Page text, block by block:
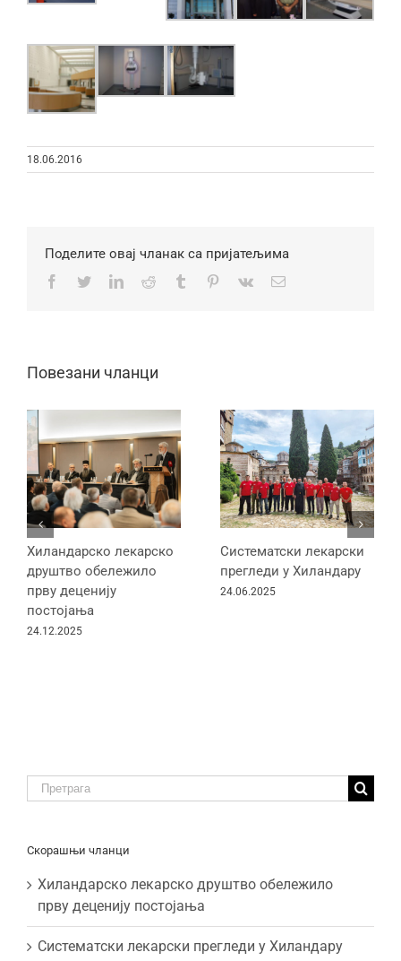
18.06.2016
Поделите овај чланак са пријатељима
Facebook
TwitterLinkedInReddit Tumblr Pinterest
Vk Email
Повезани чланци
Хиландарско лекарско
друштво обележило
прву деценију
постојања
24.12.2025
Систематски лекарски
прегледи у Хиландару
24.06.2025
Traži:
Скорашњи чланци
Хиландарско лекарско друштво обележило
прву деценију постојања
Систематски лекарски прегледи у Хиландару